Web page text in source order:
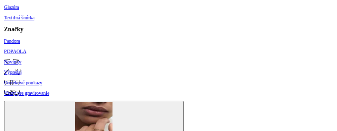
Glazúra
Textilná šnúrka
Značky
Pandora
PDPAOLA
Novinky
Výpredaj
Darčekové poukazy
Vzory pre gravírovanie